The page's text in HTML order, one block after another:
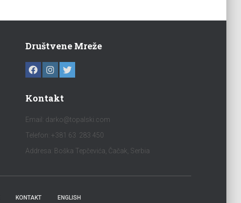
Društvene Mreže
Kontakt
Email: darko@topalski.com
Telefon: +381 63 283 450
Addresa: Boška Tepčevića, Čačak, Serbia
KONTAKT ENGLISH